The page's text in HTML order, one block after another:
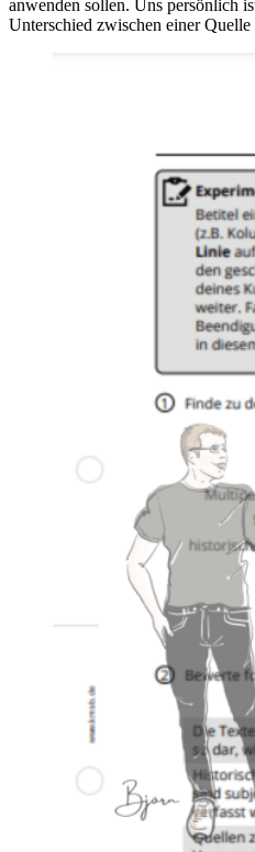
anwenden sollen. Uns persönlich
Unterschied zwischen einer